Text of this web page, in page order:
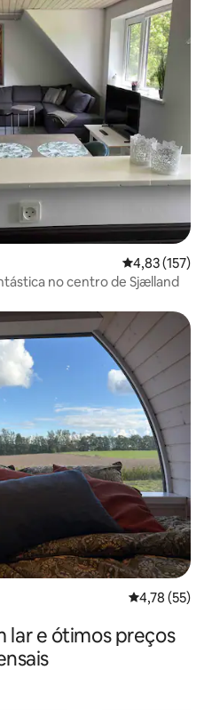
4,83 de uma
4,83 (157)
no centro de Sjælland
4,78 de uma
4,78 (55)
lar e ótimos preços